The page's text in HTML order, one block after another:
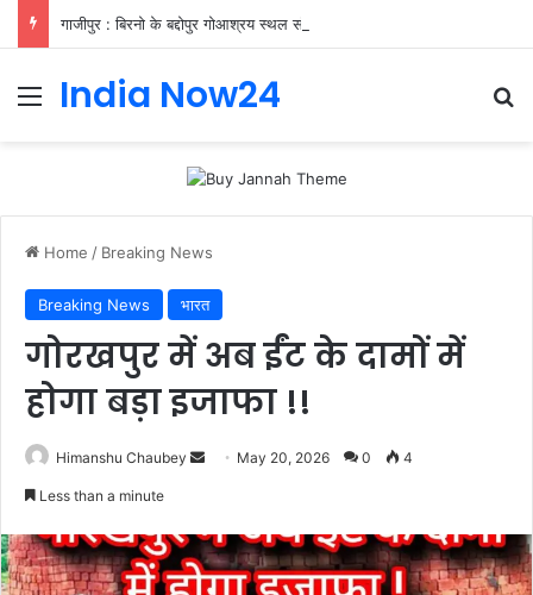
गाजीपुर : बिरनो के बद्दोपुर गोआश्रय स्थल संचालन के लिए आवेदन आमंत्रित
India Now24
Home / Breaking News
Breaking News भारत
गोरखपुर में अब ईंट के दामों में
होगा बड़ा इजाफा !!
Himanshu Chaubey May 20, 2026 0 4
Less than a minute